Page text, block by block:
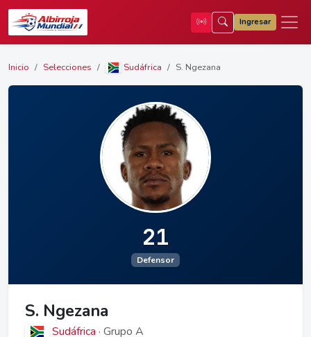
Ingresar
Inicio Selecciones Sudáfrica S. Ngezana
21
Defensor
S. Ngezana
Sudáfrica · Grupo A